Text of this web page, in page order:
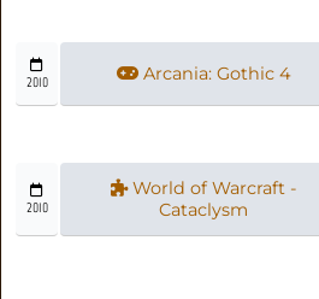
2010 Arcania: Gothic 4
2010
World of Warcraft -
Cataclysm